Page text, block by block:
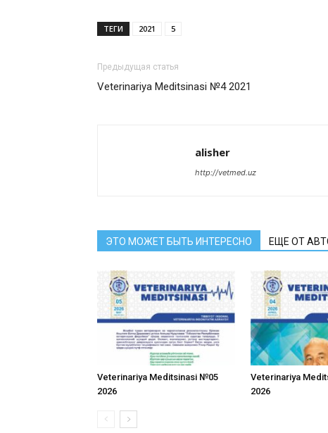
ТЕГИ 2021 5
Предыдущая статья
Veterinariya Meditsinasi №4 2021
alisher
http://vetmed.uz
ЭТО МОЖЕТ БЫТЬ ИНТЕРЕСНО ЕЩЕ ОТ
Veterinariya Meditsinasi №05
2026
Veterinariya
2026